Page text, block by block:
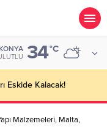
KONYA 34°C
Lists
Malzemeleri, Malta,